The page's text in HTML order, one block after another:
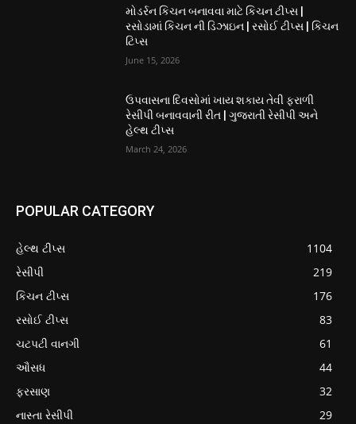
મોડર્રન કિચન બનાવવા માટે કિચન ટીપ્સ |
રસોડામાં કિચન ની ડિઝાઇન | રસોઈ ટીપ્સ | કિચન
ટિપ્સ
June 15, 2026
ઉપવાસના દિવસોમાં ખાય શકાય તેવી ફરાળી
રેસીપી બનાવવાની રીત | ગુજરાતી રેસીપી અને
હેલ્થ ટીપ્સ
March 24, 2026
POPULAR CATEGORY
હેલ્થ ટીપ્સ
1104
રેસીપી
219
કિચન ટીપ્સ
176
રસોઈ ટીપ્સ
83
ચટપટી વાનગી
61
ઔસધ
44
ફરસાણ
32
નાસ્તા રેસીપી
29